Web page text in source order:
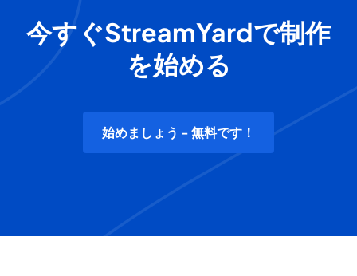
今すぐStreamYardで制作
を始める
始めましょう - 無料です！